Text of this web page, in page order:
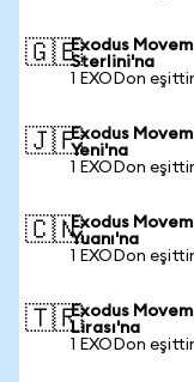
🇬🇧Exodus
Sterlini'na
1 EXODon
🇯🇵Exodus
Yeni'na
1 EXODon
🇨🇳Exodus
Yuanı'na
1 EXODon
🇹🇷Exodus
Lirası'na
1 EXODon